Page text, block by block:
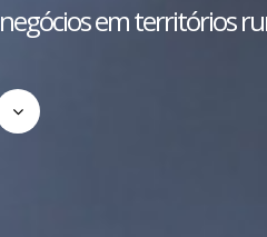
em territórios